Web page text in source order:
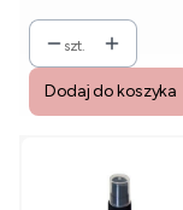
szt.
Dodaj do koszyka